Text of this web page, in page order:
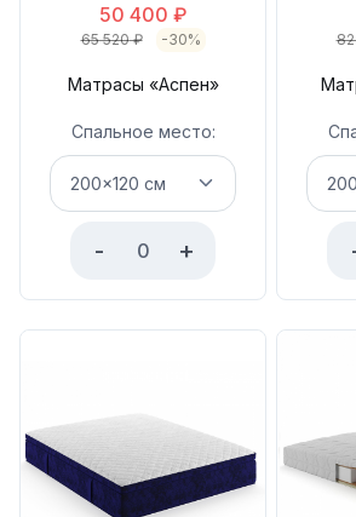
50 400 ₽
65 520₽ -30%
Матрасы «Аспен»
Спальное место:
- +